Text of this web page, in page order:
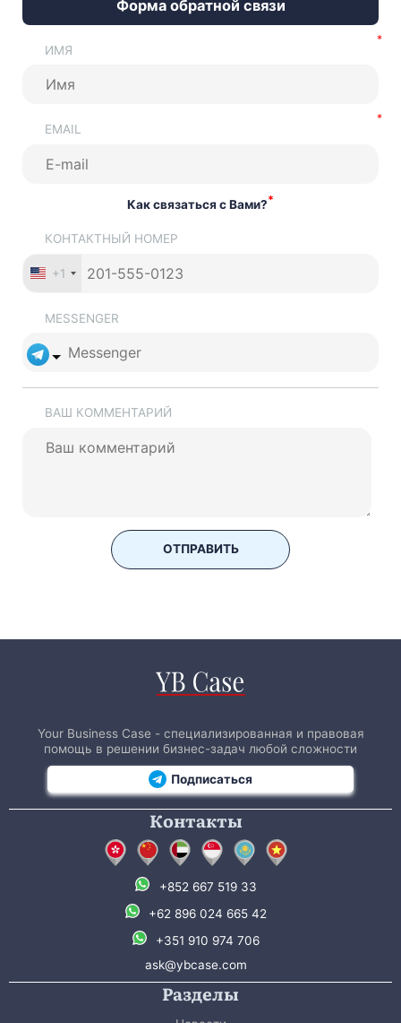
Форма обратной связи
ИМЯ
EMAIL
Как связаться с Вами?*
КОНТАКТНЫЙ НОМЕР
+1
MESSENGER
ВАШ КОММЕНТАРИЙ
ОТПРАВИТЬ
Your Business Case - специализированная и правовая
помощь в решении бизнес-задач любой сложности
Подписаться
Контакты
+852 667 519 33
+62 896 024 665 42
+351 910 974 706
ask@ybcase.com
Разделы